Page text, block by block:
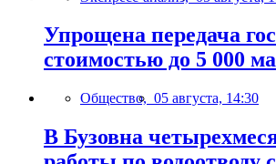
Упрощена передача
стоимостью до 5 000
Общество, 05 августа, 14:30
В Бузовна